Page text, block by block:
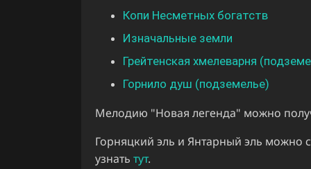
Копи Несметных богатств
Изначальные земли
Грейтенская хмелеварня
Горнило душ (подземелье)
Мелодию "Новая легенда" можно
Горняцкий эль и Янтарный эль можно
узнать тут.